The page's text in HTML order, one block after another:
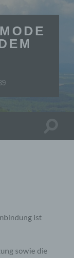
ist
sowie die